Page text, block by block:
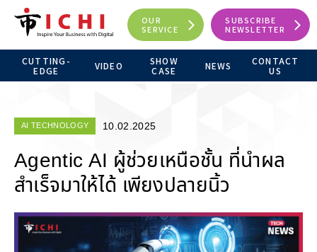
OUR
SERVICE
SUBSCRIBE
NEWSLETTER
CUTTING-
EDGE
VIDEO
SHOW
CASE
NEWS
CONTACT
US
AI TECHNOLOGY 10.02.2025
Agentic AI ผู้ช่วยเหนือชั้น ที่นำผล
สำเร็จมาให้ได้ เพียงปลายนิ้ว